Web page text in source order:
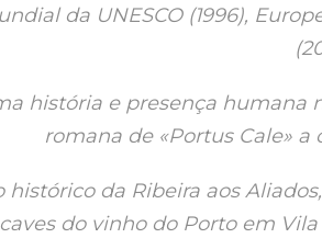
da UNESCO (1996),
história e presença humana
romana de «Portus Cale»
da Ribeira aos
do vinho do Porto em